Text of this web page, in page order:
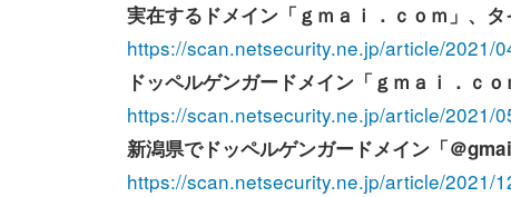
実在するドメイン「ｇｍａｉ．ｃｏｍ」、
https://scan.netsecurity.ne.jp/article/2021/
ドッペルゲンガードメイン「ｇｍａｉ．ｃ
https://scan.netsecurity.ne.jp/article/2021/
新潟県でドッペルゲンガードメイン「＠
https://scan.netsecurity.ne.jp/article/2021/